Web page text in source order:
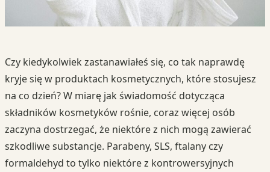
Czy kiedykolwiek zastanawiałeś się, co tak naprawdę
kryje się w produktach kosmetycznych, które stosujesz
na co dzień? W miarę jak świadomość dotycząca
składników kosmetyków rośnie, coraz więcej osób
zaczyna dostrzegać, że niektóre z nich mogą zawierać
szkodliwe substancje. Parabeny, SLS, ftalany czy
formaldehyd to tylko niektóre z kontrowersyjnych